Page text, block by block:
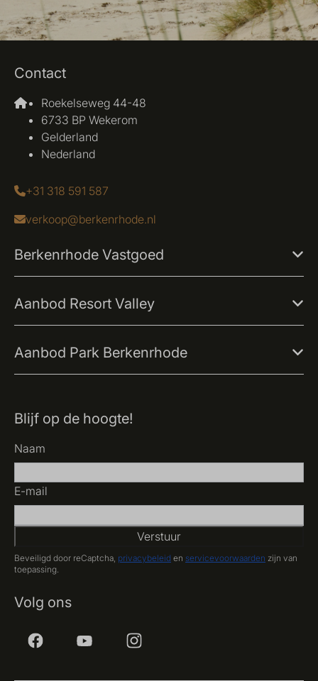
Contact
Roekelseweg 44-48
6733 BP Wekerom
Gelderland
Nederland
+31 318 591 587
verkoop@berkenrhode.nl
Berkenrhode Vastgoed
Aanbod Resort Valley
Aanbod Park Berkenrhode
Blijf op de hoogte!
Naam
E-mail
Verstuur
Beveiligd door reCaptcha, privacybeleid en servicevoorwaarden zijn van
toepassing.
Volg ons